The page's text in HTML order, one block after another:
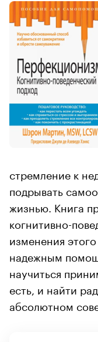
стремление к
подрывать
жизнью. Книга
когнитивно-
изменения
надежным
научиться
есть, и найти
абсолютном